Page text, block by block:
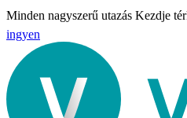
Minden nagyszerű utazás Kezdje
ingyen